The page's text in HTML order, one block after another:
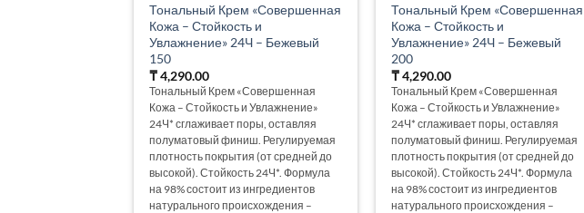
Тональный Крем «Совершенная
Кожа – Стойкость и
Увлажнение» 24Ч – Бежевый
150
₸4,290.00
Тональный Крем «Совершенная
Кожа – Стойкость и Увлажнение»
24Ч* сглаживает поры, оставляя
полуматовый финиш. Регулируемая
плотность покрытия (от средней до
высокой). Стойкость 24Ч*. Формула
на 98% состоит из ингредиентов
натурального происхождения –
Тональный Крем «Совершенная
Кожа – Стойкость и
Увлажнение» 24Ч – Бежевый
200
₸4,290.00
Тональный Крем «Совершенная
Кожа – Стойкость и Увлажнение»
24Ч* сглаживает поры, оставляя
полуматовый финиш. Регулируемая
плотность покрытия (от средней до
высокой). Стойкость 24Ч*. Формула
на 98% состоит из ингредиентов
натурального происхождения –